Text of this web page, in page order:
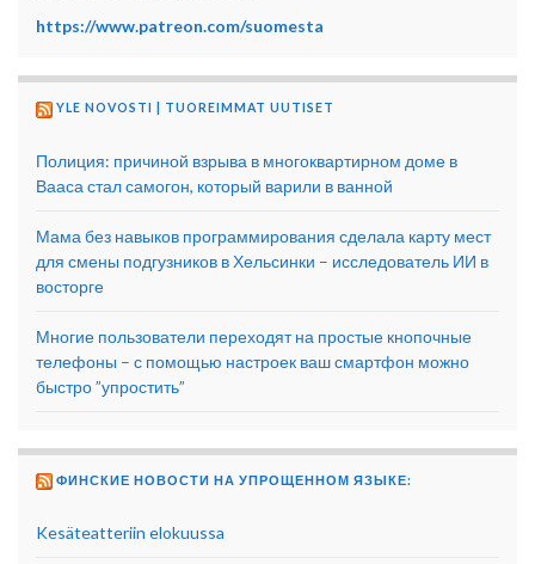
https://www.patreon.com/suomesta
YLE NOVOSTI | TUOREIMMAT UUTISET
Полиция: причиной взрыва в многоквартирном доме в
Вааса стал самогон, который варили в ванной
Мама без навыков программирования сделала карту мест
для смены подгузников в Хельсинки – исследователь ИИ в
восторге
Многие пользователи переходят на простые кнопочные
телефоны – с помощью настроек ваш смартфон можно
быстро ”упростить”
ФИНСКИЕ НОВОСТИ НА УПРОЩЕННОМ ЯЗЫКЕ:
Kesäteatteriin elokuussa